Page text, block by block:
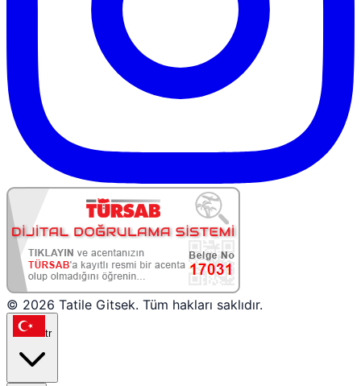
© 2026 Tatile Gitsek. Tüm hakları saklıdır.
tr